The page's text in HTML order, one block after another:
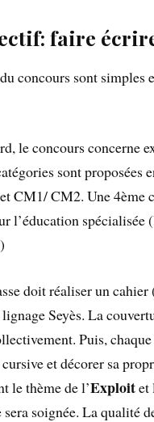
faire
concours sont simples
le concours concerne
sont proposées
CM1/ CM2. Une 4ème
l’éducation spécialisée
doit réaliser un
Seyès. La
Puis,
et décorer sa
le thème de l’Exploitet
soignée. La qualité